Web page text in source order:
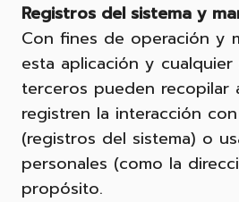
Registros del sistema y
Con fines de operación y
esta aplicación y
terceros pueden recopilar
registren la interacción
(registros del sistema) o
personales (como la
propósito.